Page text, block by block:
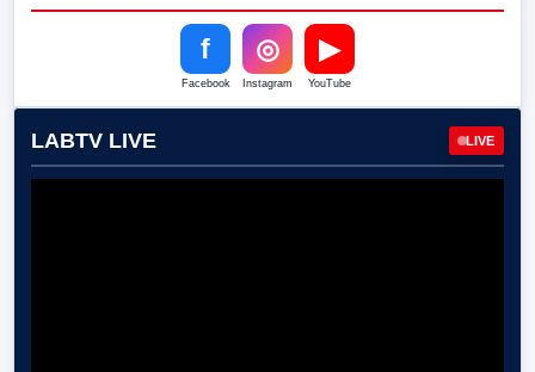
f
Facebook
◎
Instagram
▶
YouTube
LABTV LIVE LIVE